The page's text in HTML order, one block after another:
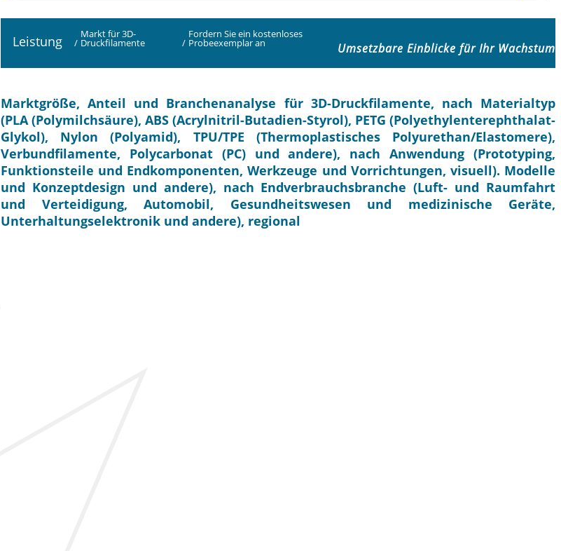
Leistung /
Markt für 3D-
Druckfilamente /
Fordern Sie ein kostenloses
Probeexemplar an Umsetzbare Einblicke für Ihr Wachstum
Marktgröße, Anteil und Branchenanalyse für 3D-Druckfilamente, nach Materialtyp
(PLA (Polymilchsäure), ABS (Acrylnitril-Butadien-Styrol), PETG (Polyethylenterephthalat-
Glykol), Nylon (Polyamid), TPU/TPE (Thermoplastisches Polyurethan/Elastomere),
Verbundfilamente, Polycarbonat (PC) und andere), nach Anwendung (Prototyping,
Funktionsteile und Endkomponenten, Werkzeuge und Vorrichtungen, visuell). Modelle
und Konzeptdesign und andere), nach Endverbrauchsbranche (Luft- und Raumfahrt
und Verteidigung, Automobil, Gesundheitswesen und medizinische Geräte,
Unterhaltungselektronik und andere), regional